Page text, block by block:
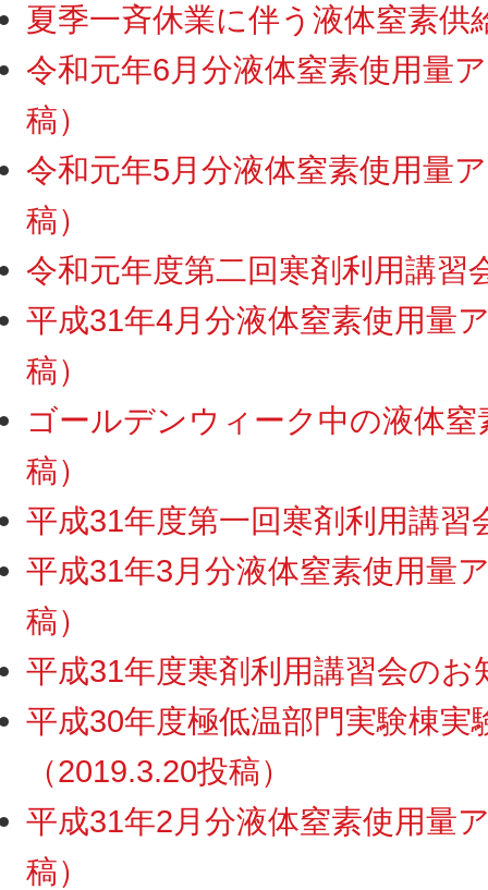
夏季一斉休業に伴う液体窒素
令和元年6月分液体窒素使用量
稿）
令和元年5月分液体窒素使用量
稿）
令和元年度第二回寒剤利用講習
平成31年4月分液体窒素使用量
稿）
ゴールデンウィーク中の液体
稿）
平成31年度第一回寒剤利用講
平成31年3月分液体窒素使用量
稿）
平成31年度寒剤利用講習会の
平成30年度極低温部門実験棟
（2019.3.20投稿）
平成31年2月分液体窒素使用量
稿）